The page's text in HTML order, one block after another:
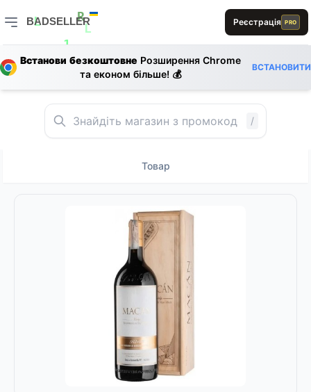
L
L R
1 R
L
S
1 A
0 L
L
BADSELLER
BADSELLER — порівняння цін і знижки
Реєстрація PRO
Встанови безкоштовне Розширення Chrome
та економ більше! 💰
ВСТАНОВИТИ
/
Товар